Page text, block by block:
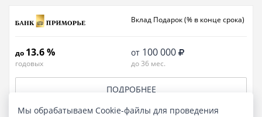
Вклад Подарок (% в конце срока)
до 13.6 %
годовых
от 100 000
до 36 мес.
ПОДРОБНЕЕ
Мы обрабатываем Cookie-файлы для проведения